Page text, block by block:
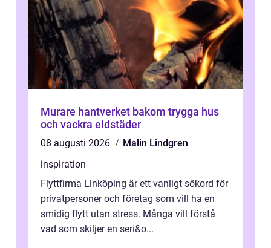
Murare hantverket bakom trygga hus
och vackra eldstäder
08 augusti 2026
Malin Lindgren
inspiration
Flyttfirma Linköping är ett vanligt sökord för
privatpersoner och företag som vill ha en
smidig flytt utan stress. Många vill förstå
vad som skiljer en seri&o...